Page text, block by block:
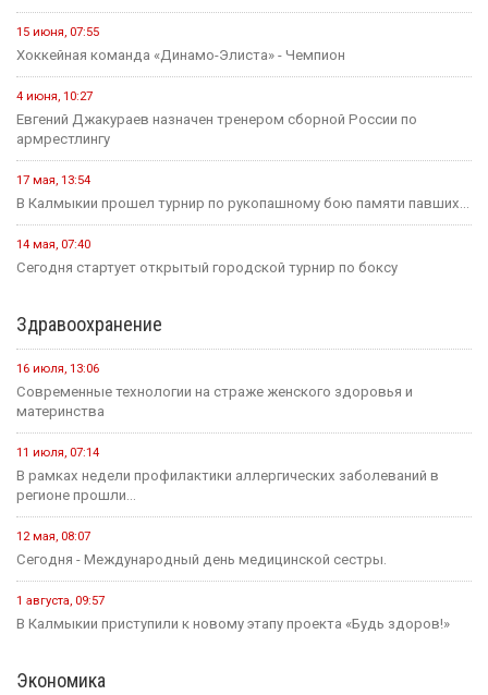
15 июня, 07:55
Хоккейная команда «Динамо-Элиста» - Чемпион
4 июня, 10:27
Евгений Джакураев назначен тренером сборной России по
армрестлингу
17 мая, 13:54
В Калмыкии прошел турнир по рукопашному бою памяти павших...
14 мая, 07:40
Сегодня стартует открытый городской турнир по боксу
Здравоохранение
16 июля, 13:06
Современные технологии на страже женского здоровья и
материнства
11 июля, 07:14
В рамках недели профилактики аллергических заболеваний в
регионе прошли...
12 мая, 08:07
Сегодня - Международный день медицинской сестры.
1 августа, 09:57
В Калмыкии приступили к новому этапу проекта «Будь здоров!»
Экономика